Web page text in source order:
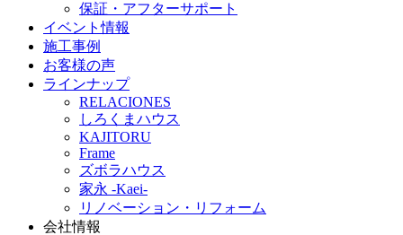
保証・アフターサポート
イベント情報
施工事例
お客様の声
ラインナップ
RELACIONES
しろくまハウス
KAJITORU
Frame
ズボラハウス
家永 -Kaei-
リノベーション・リフォーム
会社情報